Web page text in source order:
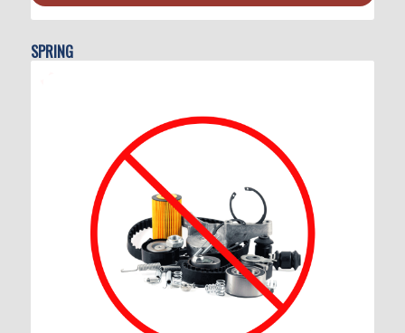
SPRING